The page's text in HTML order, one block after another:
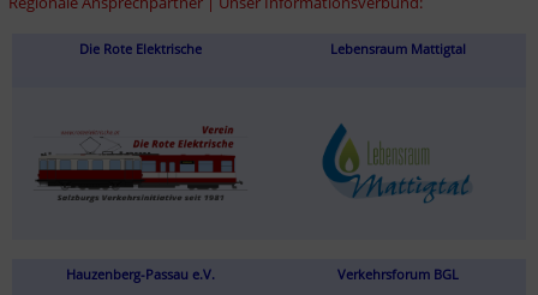
Die Rote Elektrische Lebensraum Mattigtal
Hauzenberg-Passau e.V. Verkehrsforum BGL